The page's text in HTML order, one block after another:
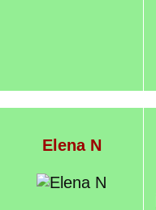
Elena N